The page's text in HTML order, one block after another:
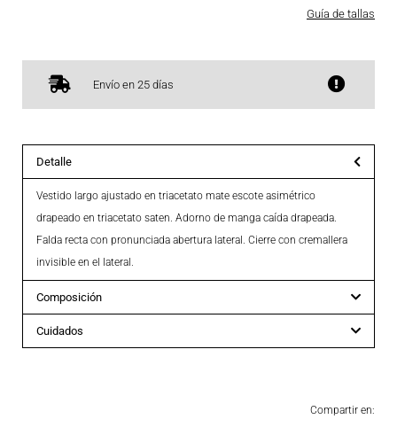
Guía de tallas
Envío en 25 días
Detalle
Vestido largo ajustado en triacetato mate escote asimétrico
drapeado en triacetato saten. Adorno de manga caída drapeada.
Falda recta con pronunciada abertura lateral. Cierre con cremallera
invisible en el lateral.
Composición
Cuidados
Compartir en: